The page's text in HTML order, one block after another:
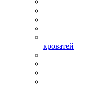
кроватей